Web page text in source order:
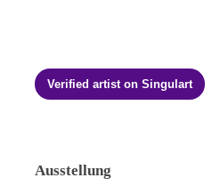
Verified artist on Singulart
Ausstellung